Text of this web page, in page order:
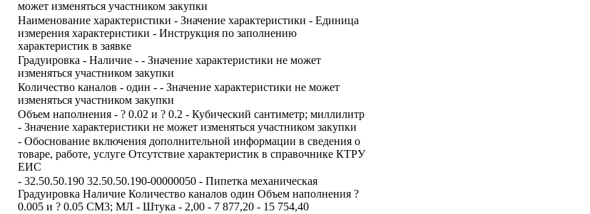
может изменяться участником закупки
Наименование характеристики - Значение характеристики - Единица
измерения характеристики - Инструкция по заполнению
характеристик в заявке
Градуировка - Наличие - - Значение характеристики не может
изменяться участником закупки
Количество каналов - один - - Значение характеристики не может
изменяться участником закупки
Объем наполнения - ? 0.02 и ? 0.2 - Кубический сантиметр; миллилитр
- Значение характеристики не может изменяться участником закупки
- Обоснование включения дополнительной информации в сведения о
товаре, работе, услуге Отсутствие характеристик в справочнике КТРУ
ЕИС
- 32.50.50.190 32.50.50.190-00000050 - Пипетка механическая
Градуировка Наличие Количество каналов один Объем наполнения ?
0.005 и ? 0.05 СМ3; МЛ - Штука - 2,00 - 7 877,20 - 15 754,40